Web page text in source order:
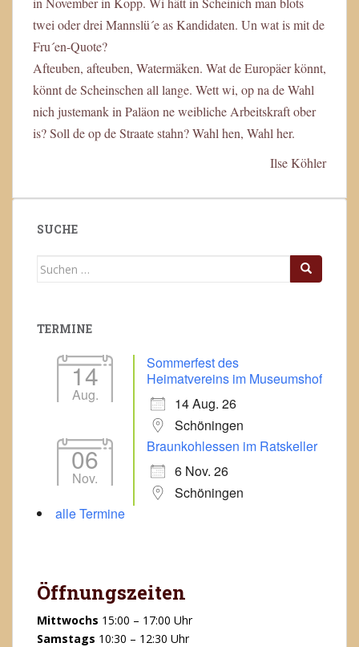
twei oder drei Mannslü´e as Kandidaten. Un wat is mit de
Fru´en-Quote?
Afteuben, afteuben, Watermäken. Wat de Europäer könnt,
könnt de Scheinschen all lange. Wett wi, op na de Wahl
nich justemank in Paläon ne weibliche Arbeitskraft ober
is? Soll de op de Straate stahn? Wahl hen, Wahl her.
Ilse Köhler
SUCHE
Suchen
TERMINE
14
Aug.
Sommerfest des
Heimatvereins im Museumshof
14 Aug. 26
Schöningen
06
Nov.
Braunkohlessen im Ratskeller
6 Nov. 26
Schöningen
alle Termine
Öffnungszeiten
Mittwochs 15:00 – 17:00 Uhr
Samstags 10:30 – 12:30 Uhr